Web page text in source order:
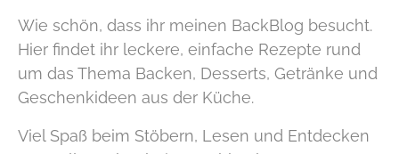
Wie schön, dass ihr meinen BackBlog besucht.
Hier findet ihr leckere, einfache Rezepte rund
um das Thema Backen, Desserts, Getränke und
Geschenkideen aus der Küche.
Viel Spaß beim Stöbern, Lesen und Entdecken